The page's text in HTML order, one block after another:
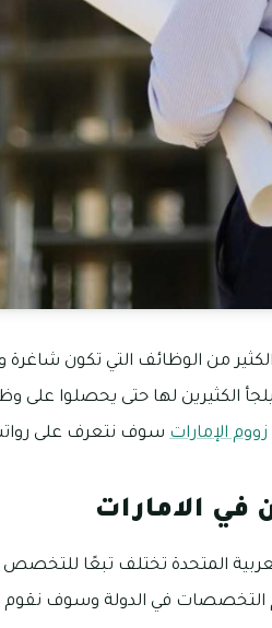
الكثير من الوظائف التي تكون
الكثيرين لها حتى يحصلوا
زووم الإمارات سوف نتعرف على
في الامارات
المتحدة تختلف تبعًا للتخصص
التخصصات في الدولة وسوف